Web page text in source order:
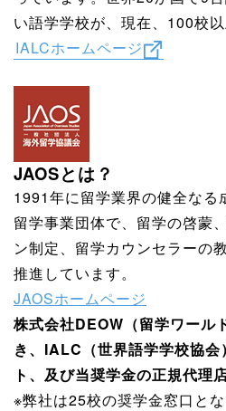
い語学学校が、現在、100校以
IALCホームページ
JAOSとは？
1991年に留学業界の健全なる
留学事業団体で、留学の啓蒙
ン制定、留学カウンセラーの
推進しています。
JAOSホームページ
株式会社DEOW（留学ワール
き、IALC（世界語学学校協
ト、及び当奨学金の正規代理店
※弊社は25校の奨学金窓口と